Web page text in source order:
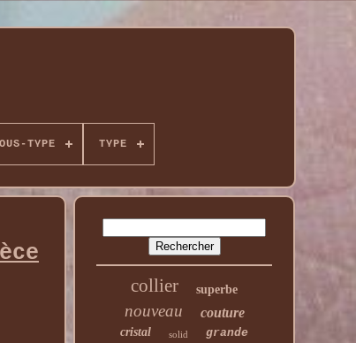
TYPE TYPE
collier superbe
nouveau couture
cristal solid grande